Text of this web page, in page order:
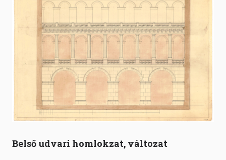
Belső udvari homlokzat, változat